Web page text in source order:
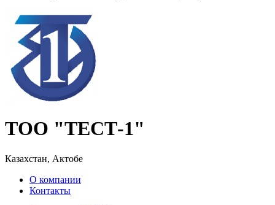
ТОО "ТЕСТ-1"
Казахстан, Актобе
О компании
Контакты